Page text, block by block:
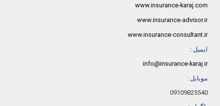
www.insurance-karaj.com
www.insurance-advisor.ir
www.insurance-consultant.ir
ایمیل :
info@insurance-karaj.ir
موبایل :
09109825540